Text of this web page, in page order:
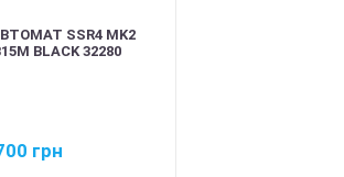
SSR4 MK2
BLACK 32280
грн